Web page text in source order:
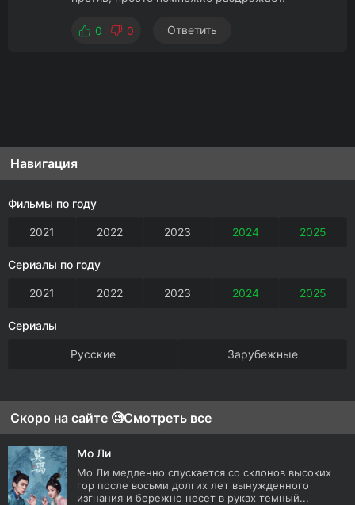
0 0 Ответить
Навигация
Фильмы по году
2021 2022 2023 2024 2025
Сериалы по году
2021 2022 2023 2024 2025
Сериалы
Русские Зарубежные
Скоро на сайте 🧐Смотреть все
Мо Ли
Мо Ли медленно спускается со склонов высоких
гор после восьми долгих лет вынужденного
изгнания и бережно несет в руках темный...